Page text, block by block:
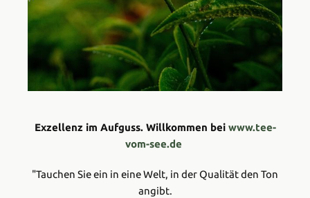
Exzellenz im Aufguss. Willkommen bei www.tee-
vom-see.de
"Tauchen Sie ein in eine Welt, in der Qualität den Ton
angibt.